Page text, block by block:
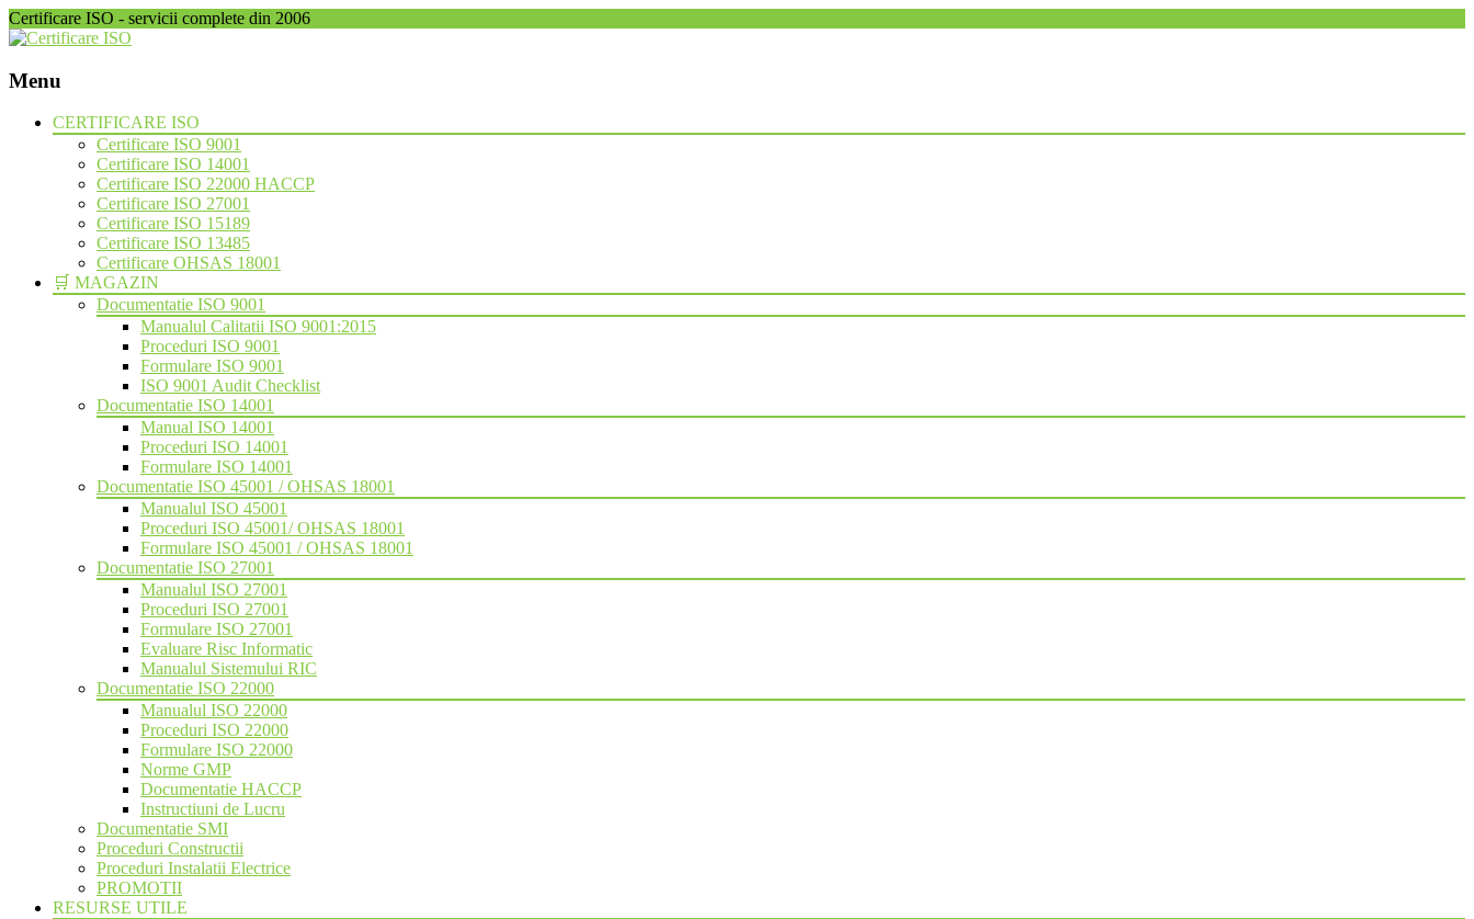
Certificare ISO - servicii complete din 2006
Menu
Skip
CERTIFICARE ISO
Certificare ISO 9001
Certificare ISO 14001
Certificare ISO 22000 HACCP
Certificare ISO 27001
Certificare ISO 15189
Certificare ISO 13485
Certificare OHSAS 18001
🛒 MAGAZIN
Documentatie ISO 9001
Manualul Calitatii ISO 9001:2015
Proceduri ISO 9001
Formulare ISO 9001
ISO 9001 Audit Checklist
Documentatie ISO 14001
Manual ISO 14001
Proceduri ISO 14001
Formulare ISO 14001
Documentatie ISO 45001 / OHSAS 18001
Manualul ISO 45001
Proceduri ISO 45001/ OHSAS 18001
Formulare ISO 45001 / OHSAS 18001
Documentatie ISO 27001
Manualul ISO 27001
Proceduri ISO 27001
Formulare ISO 27001
Evaluare Risc Informatic
Manualul Sistemului RIC
Documentatie ISO 22000
Manualul ISO 22000
Proceduri ISO 22000
Formulare ISO 22000
Norme GMP
Documentatie HACCP
Instructiuni de Lucru
Documentatie SMI
Proceduri Constructii
Proceduri Instalatii Electrice
PROMOTII
RESURSE UTILE